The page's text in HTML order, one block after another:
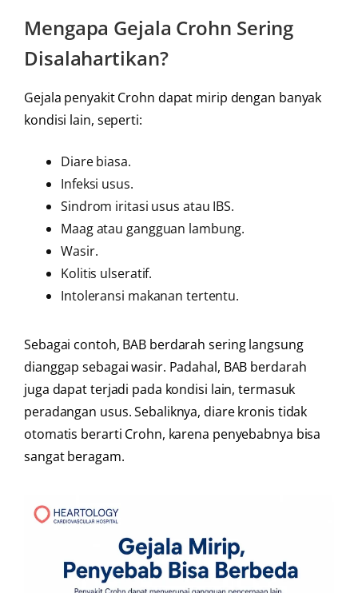
Mengapa Gejala Crohn Sering
Disalahartikan?
Gejala penyakit Crohn dapat mirip dengan banyak
kondisi lain, seperti:
Diare biasa.
Infeksi usus.
Sindrom iritasi usus atau IBS.
Maag atau gangguan lambung.
Wasir.
Kolitis ulseratif.
Intoleransi makanan tertentu.
Sebagai contoh, BAB berdarah sering langsung
dianggap sebagai wasir. Padahal, BAB berdarah
juga dapat terjadi pada kondisi lain, termasuk
peradangan usus. Sebaliknya, diare kronis tidak
otomatis berarti Crohn, karena penyebabnya bisa
sangat beragam.